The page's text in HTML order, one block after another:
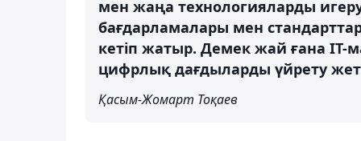
мен жаңа технологияларды
бағдарламалары мен
кетіп жатыр. Демек жай ғана
цифрлық дағдыларды үйрету
Қасым-Жомарт Тоқаев